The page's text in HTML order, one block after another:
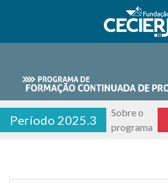
Período 2025.3
Sobre o
programa